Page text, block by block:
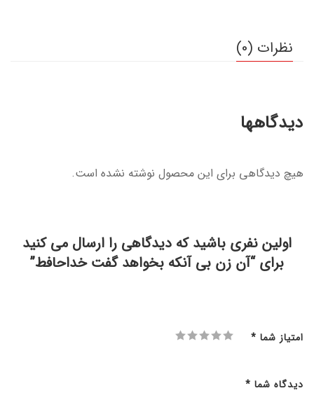
نظرات (0)
دیدگاهها
هیچ دیدگاهی برای این محصول نوشته نشده است.
اولین نفری باشید که دیدگاهی را ارسال می کنید
برای “آن زن بی آنکه بخواهد گفت خداحافط”
امتیاز شما *
دیدگاه شما *